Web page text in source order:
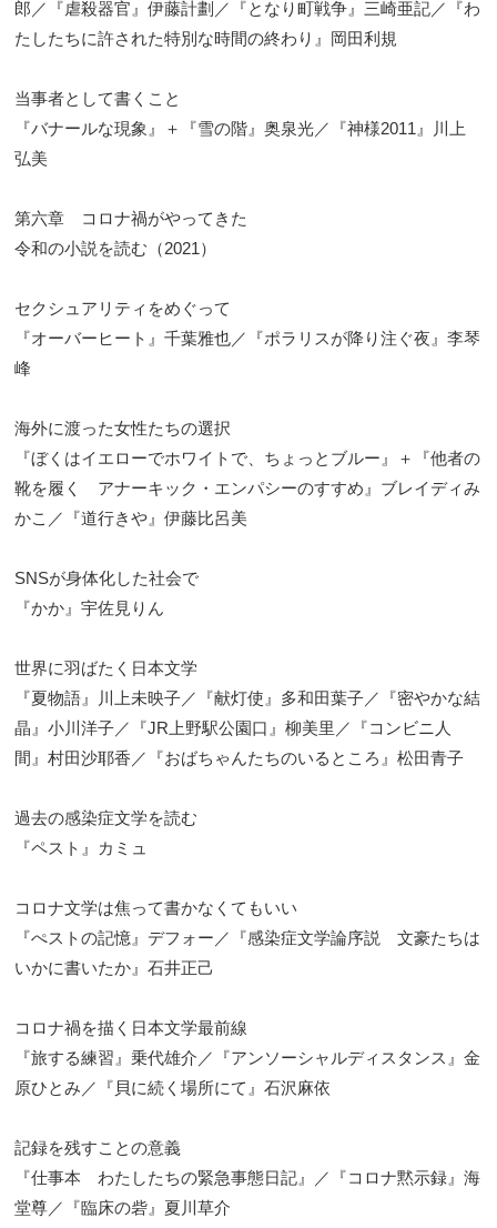
郎／『虐殺器官』伊藤計劃／『となり町戦争』三崎亜記／『わ
たしたちに許された特別な時間の終わり』岡田利規
当事者として書くこと
『バナールな現象』＋『雪の階』奥泉光／『神様2011』川上
弘美
第六章 コロナ禍がやってきた
令和の小説を読む（2021）
セクシュアリティをめぐって
『オーバーヒート』千葉雅也／『ポラリスが降り注ぐ夜』李琴
峰
海外に渡った女性たちの選択
『ぼくはイエローでホワイトで、ちょっとブルー』＋『他者の
靴を履く アナーキック・エンパシーのすすめ』ブレイディみ
かこ／『道行きや』伊藤比呂美
SNSが身体化した社会で
『かか』宇佐見りん
世界に羽ばたく日本文学
『夏物語』川上未映子／『献灯使』多和田葉子／『密やかな結
晶』小川洋子／『JR上野駅公園口』柳美里／『コンビニ人
間』村田沙耶香／『おばちゃんたちのいるところ』松田青子
過去の感染症文学を読む
『ペスト』カミュ
コロナ文学は焦って書かなくてもいい
『ぺストの記憶』デフォー／『感染症文学論序説 文豪たちは
いかに書いたか』石井正己
コロナ禍を描く日本文学最前線
『旅する練習』乗代雄介／『アンソーシャルディスタンス』金
原ひとみ／『貝に続く場所にて』石沢麻依
記録を残すことの意義
『仕事本 わたしたちの緊急事態日記』／『コロナ黙示録』海
堂尊／『臨床の砦』夏川草介